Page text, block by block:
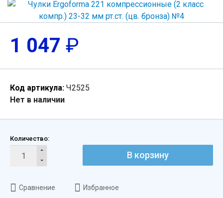
1 047 ₽
Код артикула: Ч2525
Нет в наличии
Количество:
В корзину
Сравнение Избранное